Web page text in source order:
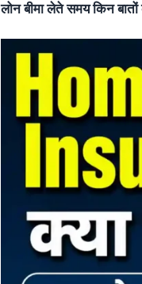
लोन बीमा लेते समय किन बातों